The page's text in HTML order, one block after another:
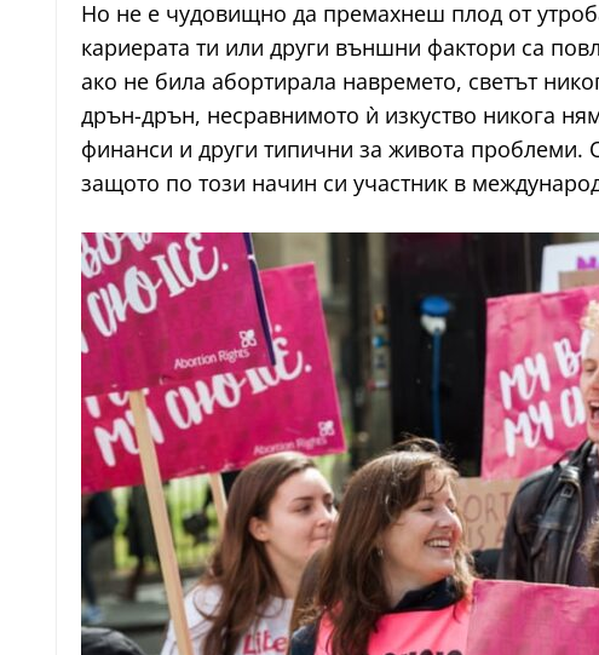
Но не е чудовищно да премахнеш плод от
кариерата ти или други външни фактори са
ако не била абортирала навремето, светът
дрън-дрън, несравнимото ѝ изкуство никога
финанси и други типични за живота
защото по този начин си участник в